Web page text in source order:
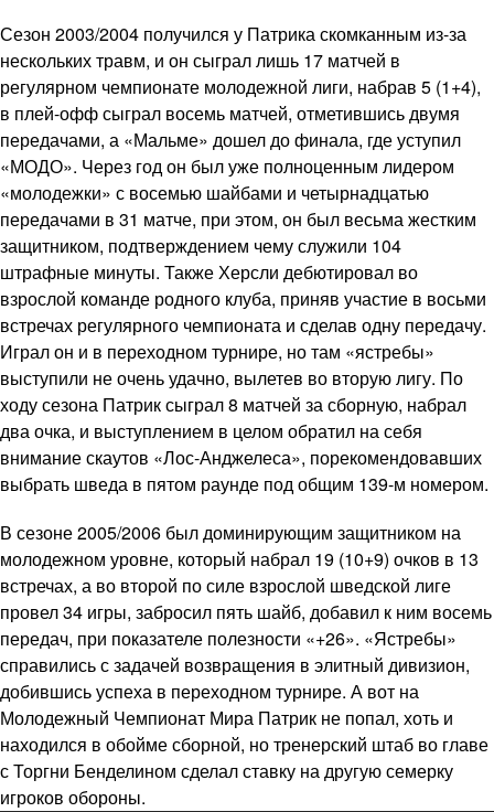
Сезон 2003/2004 получился у Патрика скомканным из-за
нескольких травм, и он сыграл лишь 17 матчей в
регулярном чемпионате молодежной лиги, набрав 5 (1+4),
в плей-офф сыграл восемь матчей, отметившись двумя
передачами, а «Мальме» дошел до финала, где уступил
«МОДО». Через год он был уже полноценным лидером
«молодежки» с восемью шайбами и четырнадцатью
передачами в 31 матче, при этом, он был весьма жестким
защитником, подтверждением чему служили 104
штрафные минуты. Также Херсли дебютировал во
взрослой команде родного клуба, приняв участие в восьми
встречах регулярного чемпионата и сделав одну передачу.
Играл он и в переходном турнире, но там «ястребы»
выступили не очень удачно, вылетев во вторую лигу. По
ходу сезона Патрик сыграл 8 матчей за сборную, набрал
два очка, и выступлением в целом обратил на себя
внимание скаутов «Лос-Анджелеса», порекомендовавших
выбрать шведа в пятом раунде под общим 139-м номером.
В сезоне 2005/2006 был доминирующим защитником на
молодежном уровне, который набрал 19 (10+9) очков в 13
встречах, а во второй по силе взрослой шведской лиге
провел 34 игры, забросил пять шайб, добавил к ним восемь
передач, при показателе полезности «+26». «Ястребы»
справились с задачей возвращения в элитный дивизион,
добившись успеха в переходном турнире. А вот на
Молодежный Чемпионат Мира Патрик не попал, хоть и
находился в обойме сборной, но тренерский штаб во главе
с Торгни Бенделином сделал ставку на другую семерку
игроков обороны.